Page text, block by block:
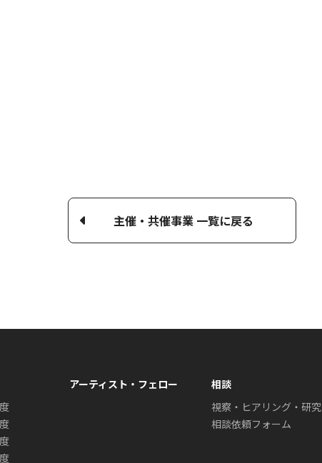
主催・共催事業 一覧に戻る
アーティスト・フェロー
相談
視察・ヒアリング・研究
相談依頼フォーム